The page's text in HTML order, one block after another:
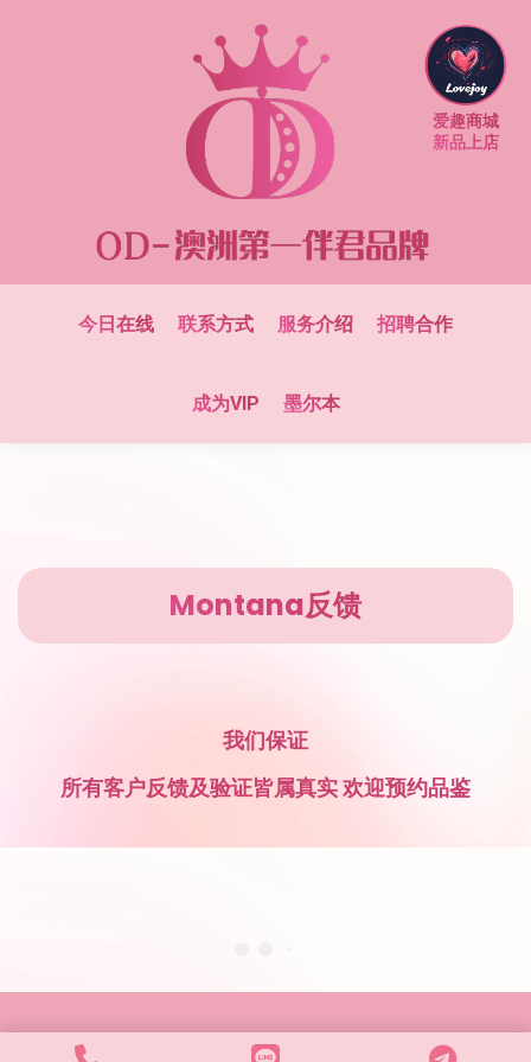
今日在线 联系方式 服务介绍 招聘合作
成为VIP 墨尔本
Montana反馈
我们保证
所有客户反馈及验证皆属真实 欢迎预约品鉴
爱趣商城
新品上店